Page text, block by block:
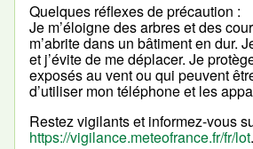
Quelques réflexes de précaution :
Je m’éloigne des arbres et des
m’abrite dans un bâtiment en dur.
et j’évite de me déplacer. Je
exposés au vent ou qui peuvent
d’utiliser mon téléphone et les
Restez vigilants et informez-vous
https://vigilance.meteofrance.fr/fr/lot.